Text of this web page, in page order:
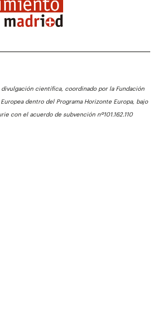
divulgación científica, coordinado por la Fundación
dentro del Programa Horizonte Europa, bajo
con el acuerdo de subvención nº101.162.110